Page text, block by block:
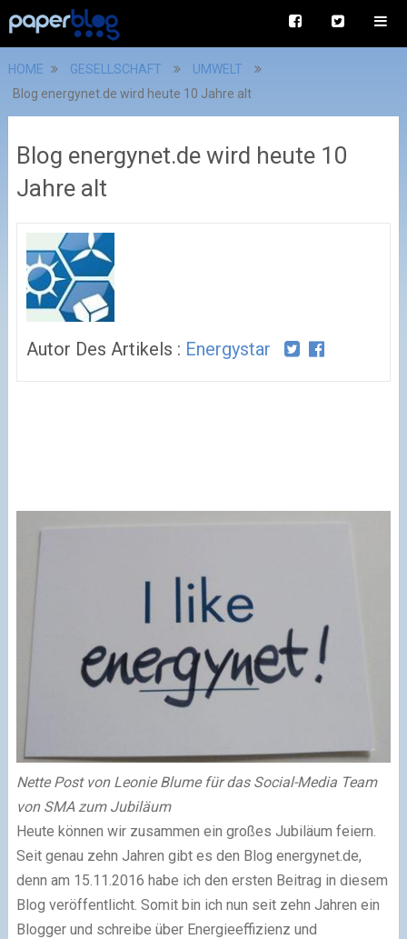
HOME GESELLSCHAFT
UMWELT
Blog energynet.de wird heute 10 Jahre alt
Blog energynet.de wird heute 10
Jahre alt
Autor Des Artikels : Energystar
Nette Post von Leonie Blume für das Social-Media Team
von SMA zum Jubiläum
Heute können wir zusammen ein großes Jubiläum feiern.
Seit genau zehn Jahren gibt es den Blog energynet.de,
denn am 15.11.2016 habe ich den ersten Beitrag in diesem
Blog veröffentlicht. Somit bin ich nun seit zehn Jahren ein
Blogger und schreibe über Energieeffizienz und